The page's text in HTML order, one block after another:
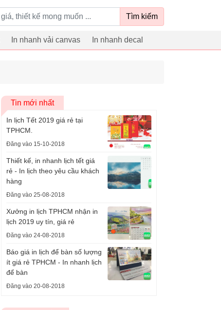
Tìm kiếm
In nhanh vải canvas In nhanh decal
Tin mới nhất
In lịch Tết 2019 giá rẻ tại
TPHCM.
Đăng vào 15-10-2018
Thiết kế, in nhanh lịch tết giá
rẻ - In lịch theo yêu cầu khách
hàng
Đăng vào 25-08-2018
Xưởng in lịch TPHCM nhận in
lịch 2019 uy tín, giá rẻ
Đăng vào 24-08-2018
Báo giá in lịch để bàn số lượng
ít giá rẻ TPHCM - In nhanh lịch
để bàn
Đăng vào 20-08-2018